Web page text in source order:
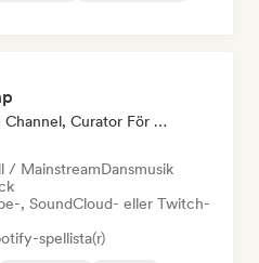
Youtube/Twitch Channel, Curator För Spellistor
/ MainstreamDansmusik
, SoundCloud- eller Twitch-
spellista(r)